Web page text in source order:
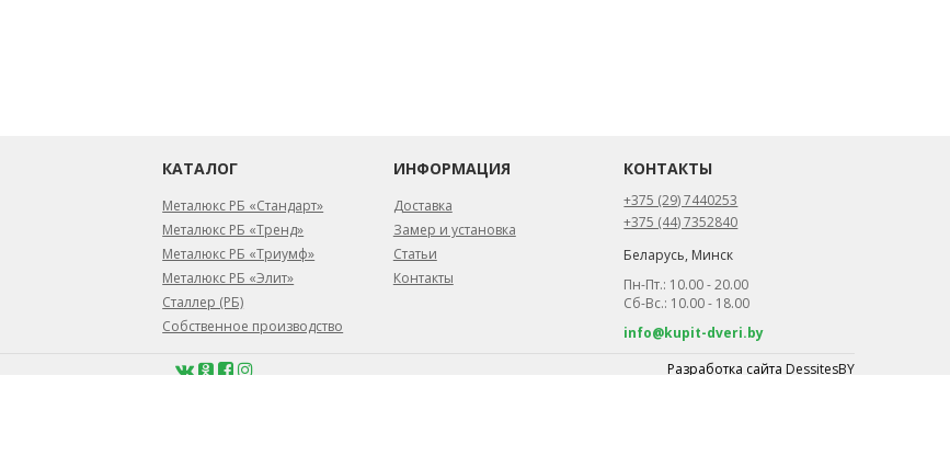
КАТАЛОГ
Металюкс РБ «Стандарт»
Металюкс РБ «Тренд»
Металюкс РБ «Триумф»
Металюкс РБ «Элит»
Сталлер (РБ)
Собственное производство
ИНФОРМАЦИЯ
Доставка
Замер и установка
Статьи
Контакты
КОНТАКТЫ
+375 (29) 7440253
+375 (44) 7352840
Беларусь, Минск
Пн-Пт.: 10.00 - 20.00
Сб-Вс.: 10.00 - 18.00
info@kupit-dveri.by
Разработка сайта DessitesBY